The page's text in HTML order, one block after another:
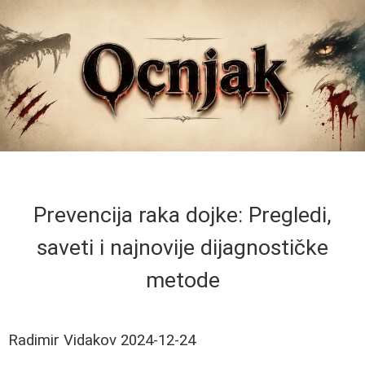
Prevencija raka dojke: Pregledi,
saveti i najnovije dijagnostičke
metode
Radimir Vidakov 2024-12-24